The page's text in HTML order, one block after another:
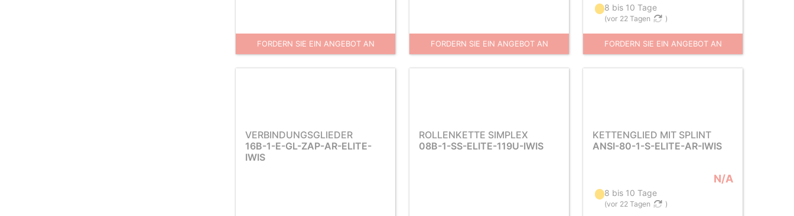
FORDERN SIE EIN ANGEBOT AN FORDERN SIE EIN ANGEBOT AN
8 bis 10 Tage
(vor 22 Tagen )
FORDERN SIE EIN ANGEBOT AN
VERBINDUNGSGLIEDER
16B-1-E-GL-ZAP-AR-ELITE-
IWIS
ROLLENKETTE SIMPLEX
08B-1-SS-ELITE-119U-IWIS
KETTENGLIED MIT SPLINT
ANSI-80-1-S-ELITE-AR-IWIS
N/A
8 bis 10 Tage
(vor 22 Tagen )